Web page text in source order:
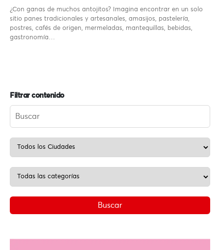
¿Con ganas de muchos antojitos? Imagina encontrar en un solo
sitio panes tradicionales y artesanales, amasijos, pastelería,
postres, cafés de origen, mermeladas, mantequillas, bebidas,
gastronomía…
Filtrar contenido